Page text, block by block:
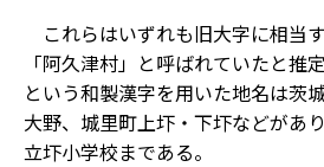
これらはいずれも旧大字に相当
「阿久津村」と呼ばれていたと推
という和製漢字を用いた地名は茨
大野、城里町上圷・下圷などがあ
立圷小学校まである。